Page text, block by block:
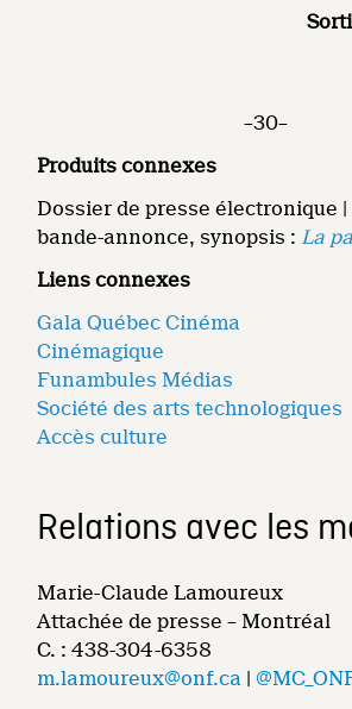
–30–
Produits connexes
Dossier de presse électronique |
bande-annonce, synopsis : La
Liens connexes
Gala Québec Cinéma
Cinémagique
Funambules Médias
Société des arts technologiques
Accès culture
Relations avec les
Marie-Claude Lamoureux
Attachée de presse – Montréal
C. : 438-304-6358
m.lamoureux@onf.ca |